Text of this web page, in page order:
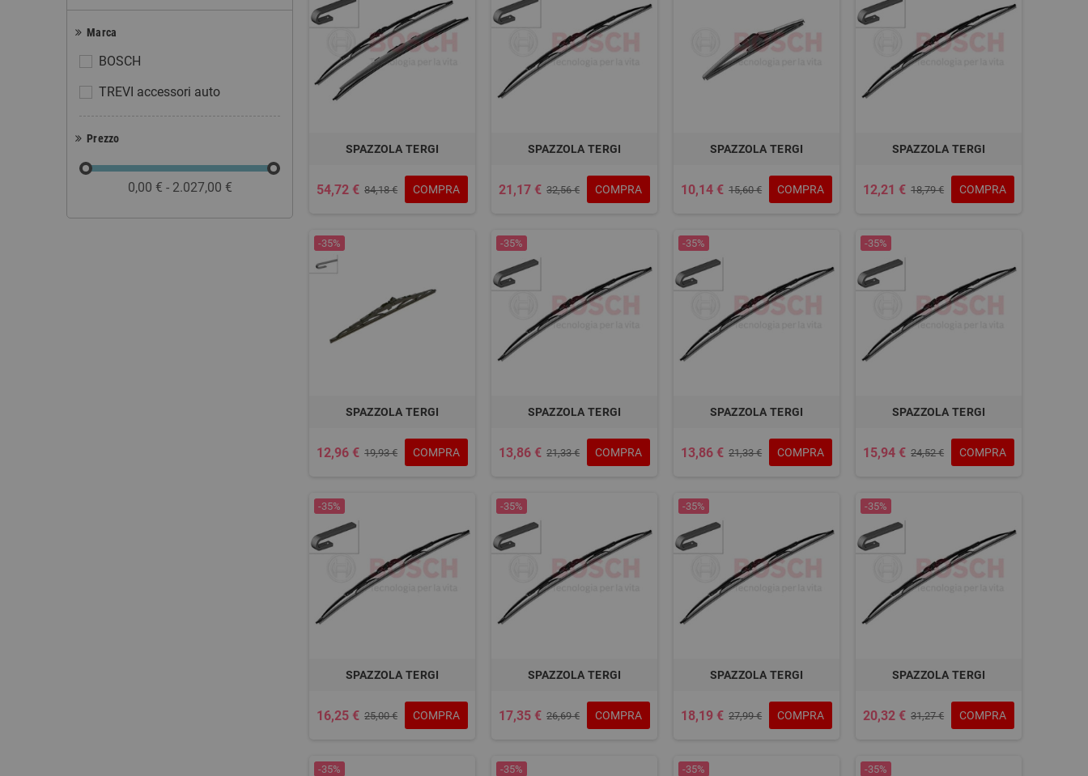
Marca
BOSCH
TREVI accessori auto
Prezzo
0,00 € - 2.027,00 €
SPAZZOLA TERGI
54,72 € 84,18 € COMPRA
SPAZZOLA TERGI
21,17 € 32,56 € COMPRA
SPAZZOLA TERGI
10,14 € 15,60 € COMPRA
SPAZZOLA TERGI
12,21 € 18,79 € COMPRA
-35%
SPAZZOLA TERGI
12,96 € 19,93 € COMPRA
-35%
SPAZZOLA TERGI
13,86 € 21,33 € COMPRA
-35%
SPAZZOLA TERGI
13,86 € 21,33 € COMPRA
-35%
SPAZZOLA TERGI
15,94 € 24,52 € COMPRA
-35%
SPAZZOLA TERGI
16,25 € 25,00 € COMPRA
-35%
SPAZZOLA TERGI
17,35 € 26,69 € COMPRA
-35%
SPAZZOLA TERGI
18,19 € 27,99 € COMPRA
-35%
SPAZZOLA TERGI
20,32 € 31,27 € COMPRA
-35% -35% -35% -35%